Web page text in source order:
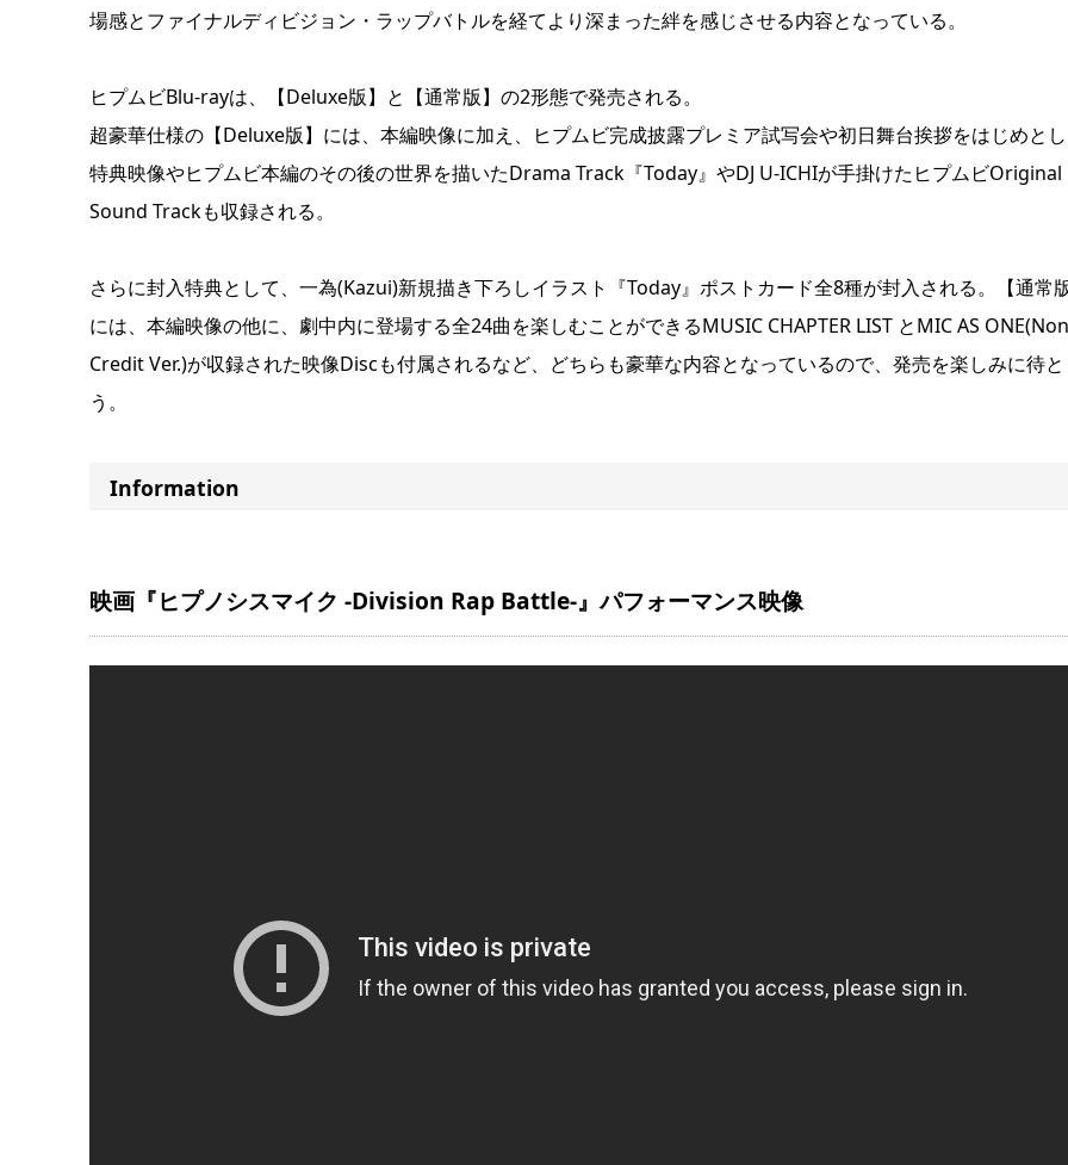
場感とファイナルディビジョン・ラップバトルを経てより深まった絆を感じさせる内容となっている。
ヒプムビBlu-rayは、【Deluxe版】と【通常版】の2形態で発売される。
超豪華仕様の【Deluxe版】には、本編映像に加え、ヒプムビ完成披露プレミア試写会や初日舞台挨拶をはじめと
特典映像やヒプムビ本編のその後の世界を描いたDrama Track『Today』やDJ U-ICHIが手掛けたヒプムビOriginal
Sound Trackも収録される。
さらに封入特典として、一為(Kazui)新規描き下ろしイラスト『Today』ポストカード全8種が封入される。【通常
には、本編映像の他に、劇中内に登場する全24曲を楽しむことができるMUSIC CHAPTER LIST とMIC AS
Credit Ver.)が収録された映像Discも付属されるなど、どちらも豪華な内容となっているので、発売を楽しみに待と
う。
Information
映画『ヒプノシスマイク -Division Rap Battle-』パフォーマンス映像